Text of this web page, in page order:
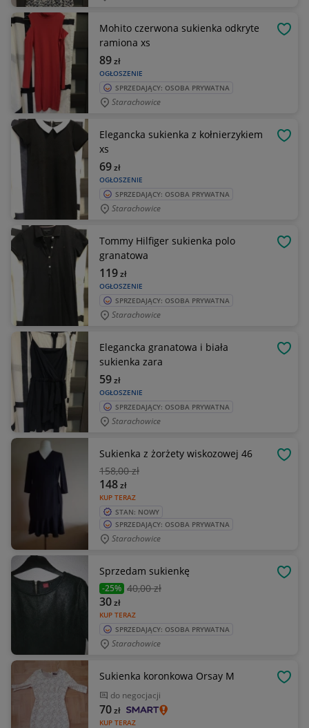
Mohito czerwona sukienka odkryte
ramiona xs
OGŁOSZENIE
89zł
SPRZEDAJĄCY: OSOBA PRYWATNA
Starachowice
Elegancka sukienka z kołnierzykiem
xs
OGŁOSZENIE
69zł
SPRZEDAJĄCY: OSOBA PRYWATNA
Starachowice
Tommy Hilfiger sukienka polo
granatowa
OGŁOSZENIE
119zł
SPRZEDAJĄCY: OSOBA PRYWATNA
Starachowice
Elegancka granatowa i biała
sukienka zara
OGŁOSZENIE
59zł
SPRZEDAJĄCY: OSOBA PRYWATNA
Starachowice
Sukienka z żorżety wiskozowej 46
158,00 zł
KUP TERAZ
148zł
STAN: NOWY
SPRZEDAJĄCY: OSOBA PRYWATNA
Starachowice
Sprzedam sukienkę
-25% 40,00 zł
KUP TERAZ
30zł
SPRZEDAJĄCY: OSOBA PRYWATNA
Starachowice
Sukienka koronkowa Orsay M
do negocjacji
KUP TERAZ
70zł